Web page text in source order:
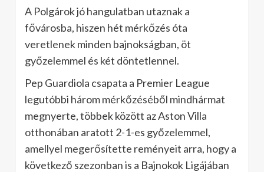
A Polgárok jó hangulatban utaznak a
fővárosba, hiszen hét mérkőzés óta
veretlenek minden bajnokságban, öt
győzelemmel és két döntetlennel.
Pep Guardiola csapata a Premier League
legutóbbi három mérkőzéséből mindhármat
megnyerte, többek között az Aston Villa
otthonában aratott 2-1-es győzelemmel,
amellyel megerősítette reményeit arra, hogy a
következő szezonban is a Bajnokok Ligájában